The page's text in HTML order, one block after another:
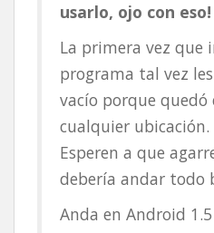
usarlo, ojo con eso!
La primera vez que
programa tal vez
vacío porque quedó
cualquier ubicación.
Esperen a que
debería andar todo
Anda en Android 1.5